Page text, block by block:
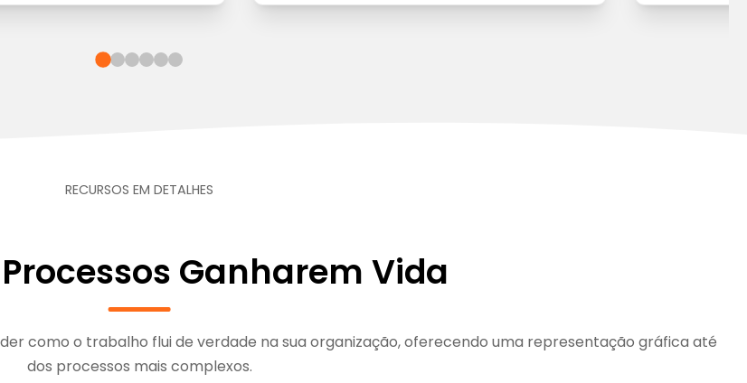
RECURSOS EM DETALHES
Ganharem Vida
como o trabalho flui de verdade na sua organização, oferecendo uma representação gráfica até
dos processos mais complexos.